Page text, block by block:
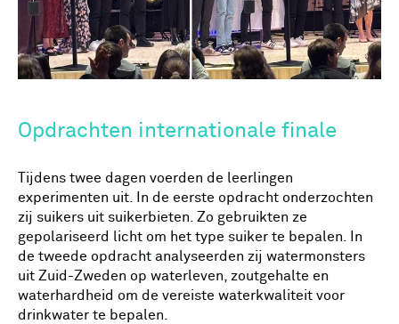
Opdrachten internationale finale
Tijdens twee dagen voerden de leerlingen
experimenten uit. In de eerste opdracht onderzochten
zij suikers uit suikerbieten. Zo gebruikten ze
gepolariseerd licht om het type suiker te bepalen. In
de tweede opdracht analyseerden zij watermonsters
uit Zuid-Zweden op waterleven, zoutgehalte en
waterhardheid om de vereiste waterkwaliteit voor
drinkwater te bepalen.